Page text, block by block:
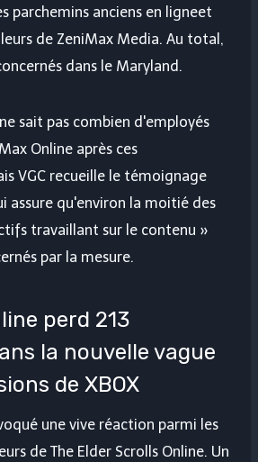
parchemins anciens en ligneet
de ZeniMax Media. Au total,
dans le Maryland.
sait pas combien d'employés
Online après ces
VGC recueille le témoignage
assure qu'environ la moitié des
travaillant sur le contenu »
par la mesure.
perd 213
la nouvelle vague
de XBOX
une vive réaction parmi les
de The Elder Scrolls Online. Un